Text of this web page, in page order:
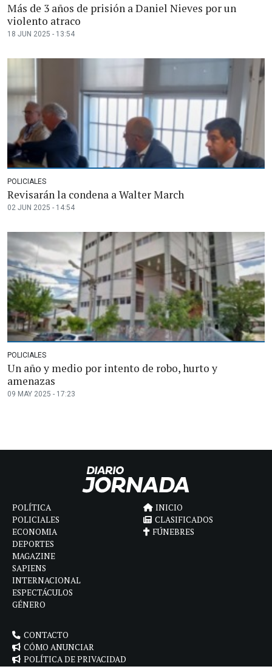
Más de 3 años de prisión a Daniel Nieves por un
violento atraco
18 JUN 2025 - 13:54
POLICIALES
Revisarán la condena a Walter March
02 JUN 2025 - 14:54
POLICIALES
Un año y medio por intento de robo, hurto y
amenazas
09 MAY 2025 - 17:23
POLÍTICA
POLICIALES
ECONOMIA
DEPORTES
MAGAZINE
SAPIENS
INTERNACIONAL
ESPECTÁCULOS
GÉNERO
INICIO
CLASIFICADOS
FÚNEBRES
CONTACTO
CÓMO ANUNCIAR
POLÍTICA DE PRIVACIDAD